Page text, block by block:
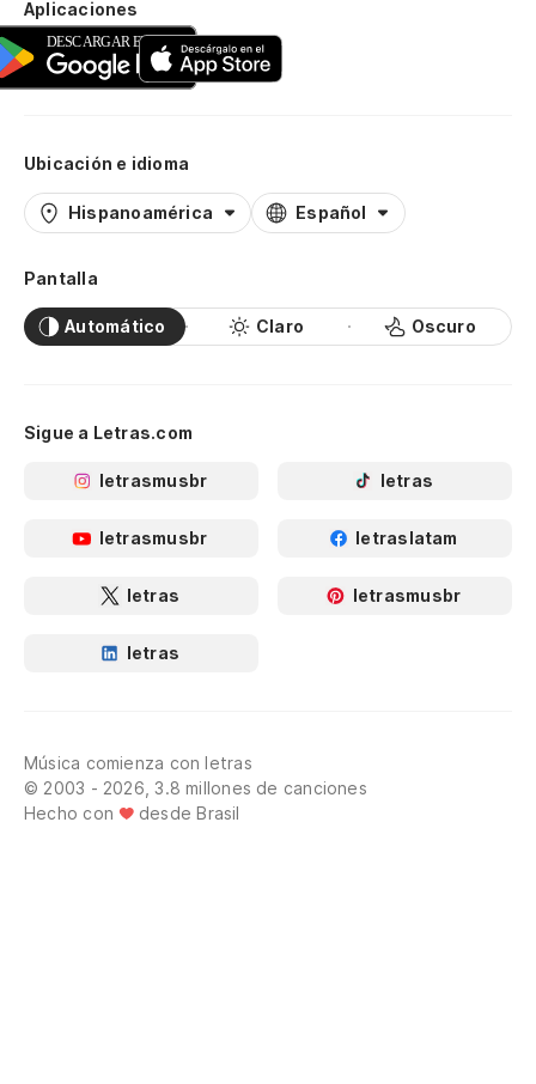
Aplicaciones
Ubicación e idioma
Hispanoamérica Español
Pantalla
Automático Claro Oscuro
Sigue a Letras.com
letrasmusbr letras
letrasmusbr letraslatam
letras letrasmusbr
letras
Música comienza con letras
© 2003 - 2026, 3.8 millones de canciones
Hecho con
desde Brasil